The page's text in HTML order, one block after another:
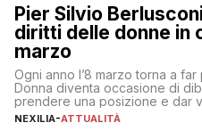
Pier Silvio
diritti delle donne in
marzo
Ogni anno l’8 marzo torna a
Donna diventa occasione di
prendere una posizione e dar
sua complessità e crucialità. A
NEXILIA-ATTUALITÀ